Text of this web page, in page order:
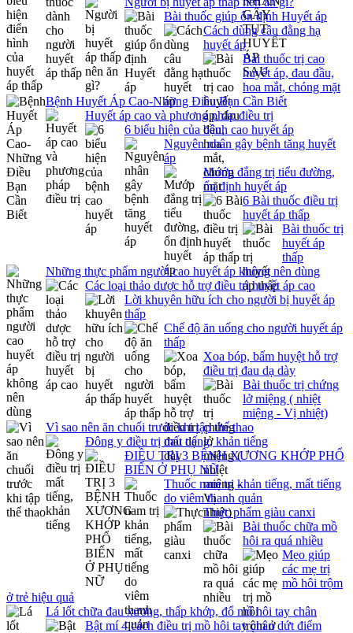
Bài thuốc giúp ổn định Huyết áp
Cách dùng câu đằng hạ
huyết áp
Bài thuốc trị cao
huyết áp, đau đầu,
hoa mắt, chóng mặt
Bệnh Huyết Áp Cao-Những Điều Bạn Cần Biết
Huyết áp cao và phương pháp điều trị
6 biểu hiện của bệnh cao huyết áp
Nguyên nhân gây bệnh tăng huyết
áp
Mướp đắng trị tiểu đường,
ổn định huyết áp
6 Bài thuốc điều trị
huyết áp thấp
Bài thuốc trị
huyết áp
thấp
Những thực phẩm người cao huyết áp không nên dùng
Các loại thảo dược hỗ trợ điều trị huyết áp cao
Lời khuyên hữu ích cho người bị huyết áp
thấp
Chế độ ăn uống cho người huyết áp
thấp
Xoa bóp, bấm huyệt hỗ trợ
điều trị đau dạ dày
Bài thuốc trị chứng
lở miệng ( nhiệt
miệng - Vị nhiệt)
Vì sao nên ăn chuối trước khi tập thể thao
Đông y điều trị mất tiếng, khản tiếng
ĐIỀU TRỊ 3 BỆNH XƯƠNG KHỚP PHỔ
BIẾN Ở PHỤ NỮ
Thuốc nam trị khản tiếng, mất tiếng
do viêm thanh quản
Thực phẩm giàu canxi
Bài thuốc chữa mồ
hôi ra quá nhiều
Mẹo giúp
các mẹ trị
mồ hôi trộm
ở trẻ hiệu quả
Lá lốt chữa đau xương, thấp khớp, đổ mồ hôi tay chân
Bật mí 4 cách điều trị mồ hôi tay chân dứt điểm